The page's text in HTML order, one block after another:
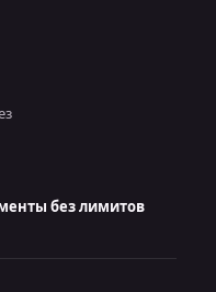
без лимитов